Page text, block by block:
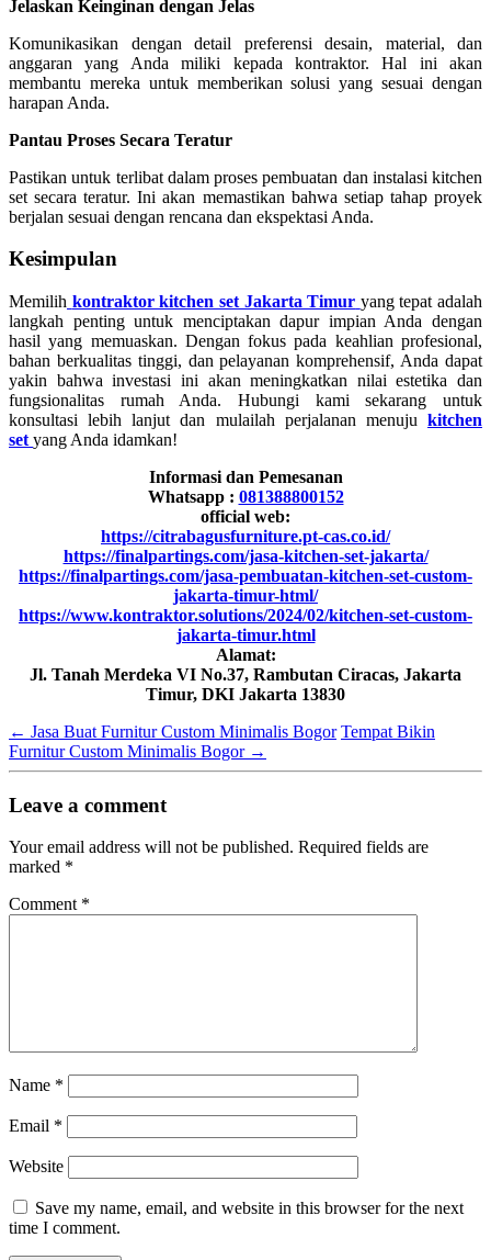
Jelaskan Keinginan dengan Jelas
Komunikasikan dengan detail preferensi desain, material, dan
anggaran yang Anda miliki kepada kontraktor. Hal ini akan
membantu mereka untuk memberikan solusi yang sesuai dengan
harapan Anda.
Pantau Proses Secara Teratur
Pastikan untuk terlibat dalam proses pembuatan dan instalasi kitchen
set secara teratur. Ini akan memastikan bahwa setiap tahap proyek
berjalan sesuai dengan rencana dan ekspektasi Anda.
Kesimpulan
Memilih kontraktor kitchen set Jakarta Timur yang tepat adalah
langkah penting untuk menciptakan dapur impian Anda dengan
hasil yang memuaskan. Dengan fokus pada keahlian profesional,
bahan berkualitas tinggi, dan pelayanan komprehensif, Anda dapat
yakin bahwa investasi ini akan meningkatkan nilai estetika dan
fungsionalitas rumah Anda. Hubungi kami sekarang untuk
konsultasi lebih lanjut dan mulailah perjalanan menuju kitchen
set yang Anda idamkan!
Informasi dan Pemesanan
Whatsapp : 081388800152
official web:
https://citrabagusfurniture.pt-cas.co.id/
https://finalpartings.com/jasa-kitchen-set-jakarta/
https://finalpartings.com/jasa-pembuatan-kitchen-set-custom-
jakarta-timur-html/
https://www.kontraktor.solutions/2024/02/kitchen-set-custom-
jakarta-timur.html
Alamat:
Jl. Tanah Merdeka VI No.37, Rambutan Ciracas, Jakarta
Timur, DKI Jakarta 13830
← Jasa Buat Furnitur Custom Minimalis Bogor Tempat Bikin
Furnitur Custom Minimalis Bogor →
Leave a comment
Your email address will not be published. Required fields are
marked *
Comment *
Name *
Email *
Website
Save my name, email, and website in this browser for the next
time I comment.